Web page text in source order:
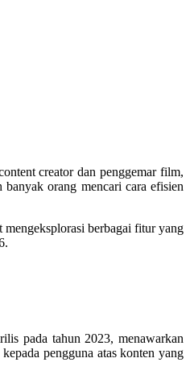
creator dan penggemar film,
orang mencari cara efisien
mengeksplorasi berbagai fitur yang
pada tahun 2023, menawarkan
pengguna atas konten yang